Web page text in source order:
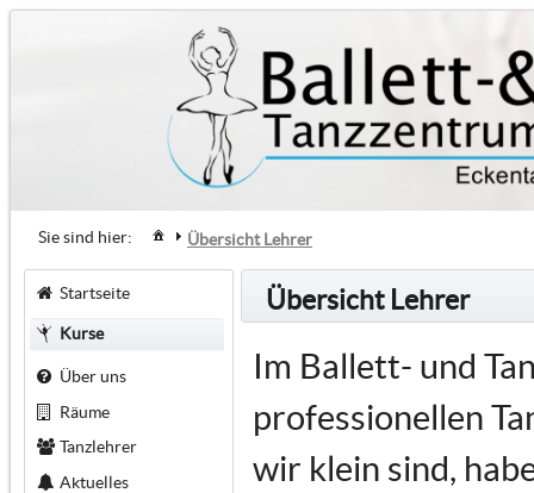
Sie sind hier: Übersicht Lehrer
Startseite
Kurse
Über uns
Räume
Tanzlehrer
Aktuelles
Übersicht Lehrer
Im Ballett- und
professionellen
wir klein sind,